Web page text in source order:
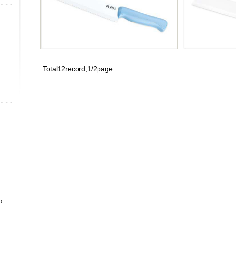
Total12record,1/2page